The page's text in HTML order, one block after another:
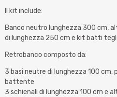
Il kit include:
Banco neutro lunghezza 300 cm,
di lunghezza 250 cm e kit batti
Retrobanco composto da:
3 basi neutre di lunghezza 100
battente
3 schienali di lunghezza 100 cm e